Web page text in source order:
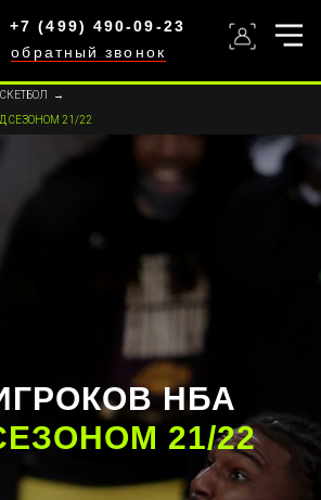
490-09-23
звонок
→
СЕЗОНОМ 21/22
НБА
21/22